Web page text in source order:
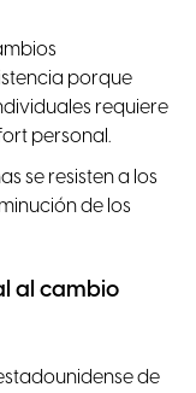
porque
requiere
personal.
se resisten a los
de los
al cambio
de